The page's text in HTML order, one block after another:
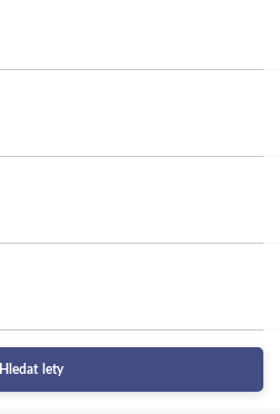
Hledat lety